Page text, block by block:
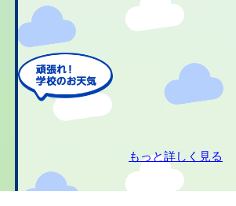
もっと詳しく見る